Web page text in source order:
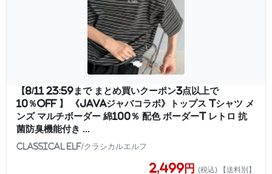
【8/11 23:59まで まとめ買いクーポン3点以上で
10％OFF 】 《JaVaジャバコラボ》トップス Tシャツ メ
ンズ マルチボーダー 綿100％ 配色 ボーダーT レトロ 抗
菌防臭機能付き ...
Classical Elf/クラシカルエルフ
2,499円 (税込) 【送料別】